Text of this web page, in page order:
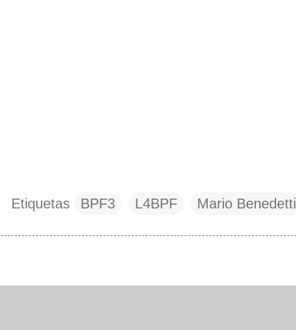
Etiquetas BPF3 L4BPF Mario Benedetti